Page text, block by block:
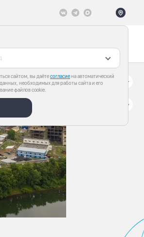
сайтом, вы даётесогласиена автоматический
необходимых для работы сайта и его
файлов cookie.